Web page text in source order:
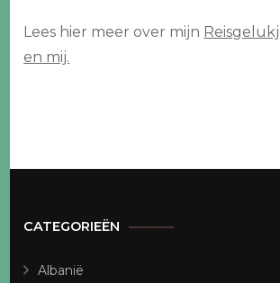
Lees hier meer over mijn
en mij.
CATEGORIEËN
Albanië